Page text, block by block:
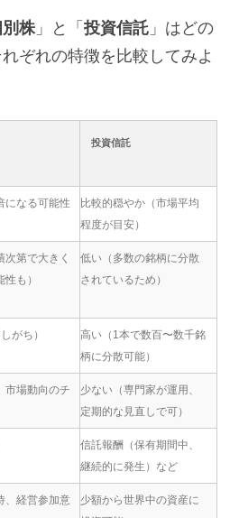
株 」と「 投資信託 」はどの
ぞれの特徴を比較してみよ
投資信託
になる可能性
比較的穏やか（市場平均
程度が目安）
次第で大きく
も）
低い（多数の銘柄に分散
されているため）
がち）
高い（1本で数百〜数千銘
柄に分散可能）
市場動向のチ
少ない（専門家が運用、
定期的な見直しで可）
信託報酬（保有期間中、
継続的に発生）など
、経営参加意
少額から世界中の資産に